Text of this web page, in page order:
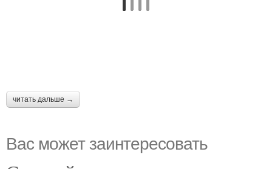
читать дальше →
Вас может заинтересовать